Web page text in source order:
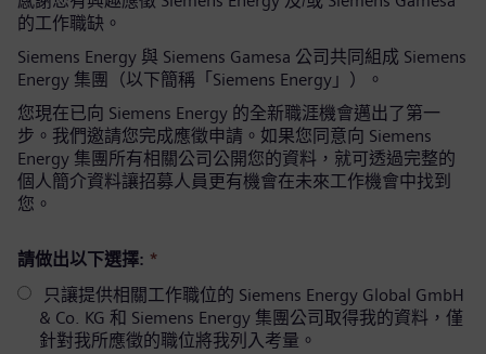
的工作職缺。
Siemens Energy 與 Siemens Gamesa 公司共同組成 Siemens
Energy 集團（以下簡稱「Siemens Energy」）。
您現在已向 Siemens Energy 的全新職涯機會邁出了第一
步。我們邀請您完成應徵申請。如果您同意向 Siemens
Energy 集團所有相關公司公開您的資料，就可透過完整的
個人簡介資料讓招募人員更有機會在未來工作機會中找到
您。
請做出以下選擇: *
只讓提供相關工作職位的 Siemens Energy Global GmbH
& Co. KG 和 Siemens Energy 集團公司取得我的資料，僅
針對我所應徵的職位將我列入考量。